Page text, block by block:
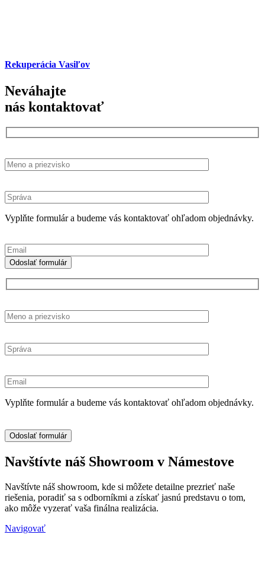
Rekuperácia Vasiľov
Neváhajte
nás kontaktovať
Vyplňte formulár a budeme vás kontaktovať ohľadom objednávky.
Vyplňte formulár a budeme vás kontaktovať ohľadom objednávky.
Navštívte náš Showroom v Námestove
Navštívte náš showroom, kde si môžete detailne prezrieť naše
riešenia, poradiť sa s odborníkmi a získať jasnú predstavu o tom,
ako môže vyzerať vaša finálna realizácia.
Navigovať